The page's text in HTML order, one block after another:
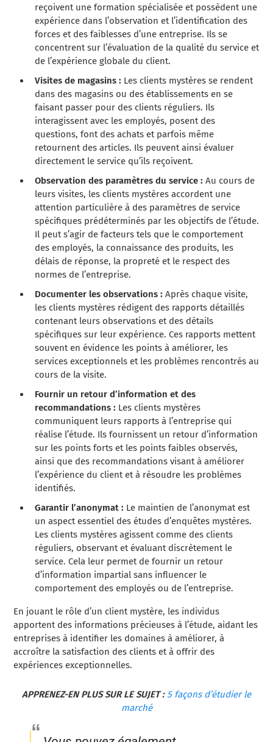
reçoivent une formation spécialisée et possèdent une
expérience dans l’observation et l’identification des
forces et des faiblesses d’une entreprise. Ils se
concentrent sur l’évaluation de la qualité du service et
de l’expérience globale du client.
Visites de magasins : Les clients mystères se rendent
dans des magasins ou des établissements en se
faisant passer pour des clients réguliers. Ils
interagissent avec les employés, posent des
questions, font des achats et parfois même
retournent des articles. Ils peuvent ainsi évaluer
directement le service qu’ils reçoivent.
Observation des paramètres du service : Au cours de
leurs visites, les clients mystères accordent une
attention particulière à des paramètres de service
spécifiques prédéterminés par les objectifs de l’étude.
Il peut s’agir de facteurs tels que le comportement
des employés, la connaissance des produits, les
délais de réponse, la propreté et le respect des
normes de l’entreprise.
Documenter les observations :Après chaque visite,
les clients mystères rédigent des rapports détaillés
contenant leurs observations et des détails
spécifiques sur leur expérience. Ces rapports mettent
souvent en évidence les points à améliorer, les
services exceptionnels et les problèmes rencontrés au
cours de la visite.
Fournir un retour d’information et des
recommandations : Les clients mystères
communiquent leurs rapports à l’entreprise qui
réalise l’étude. Ils fournissent un retour d’information
sur les points forts et les points faibles observés,
ainsi que des recommandations visant à améliorer
l’expérience du client et à résoudre les problèmes
identifiés.
Garantir l’anonymat : Le maintien de l’anonymat est
un aspect essentiel des études d’enquêtes mystères.
Les clients mystères agissent comme des clients
réguliers, observant et évaluant discrètement le
service. Cela leur permet de fournir un retour
d’information impartial sans influencer le
comportement des employés ou de l’entreprise.
En jouant le rôle d’un client mystère, les individus
apportent des informations précieuses à l’étude, aidant les
entreprises à identifier les domaines à améliorer, à
accroître la satisfaction des clients et à offrir des
expériences exceptionnelles.
APPRENEZ-EN PLUS SUR LE SUJET : 5 façons d’étudier le
marché